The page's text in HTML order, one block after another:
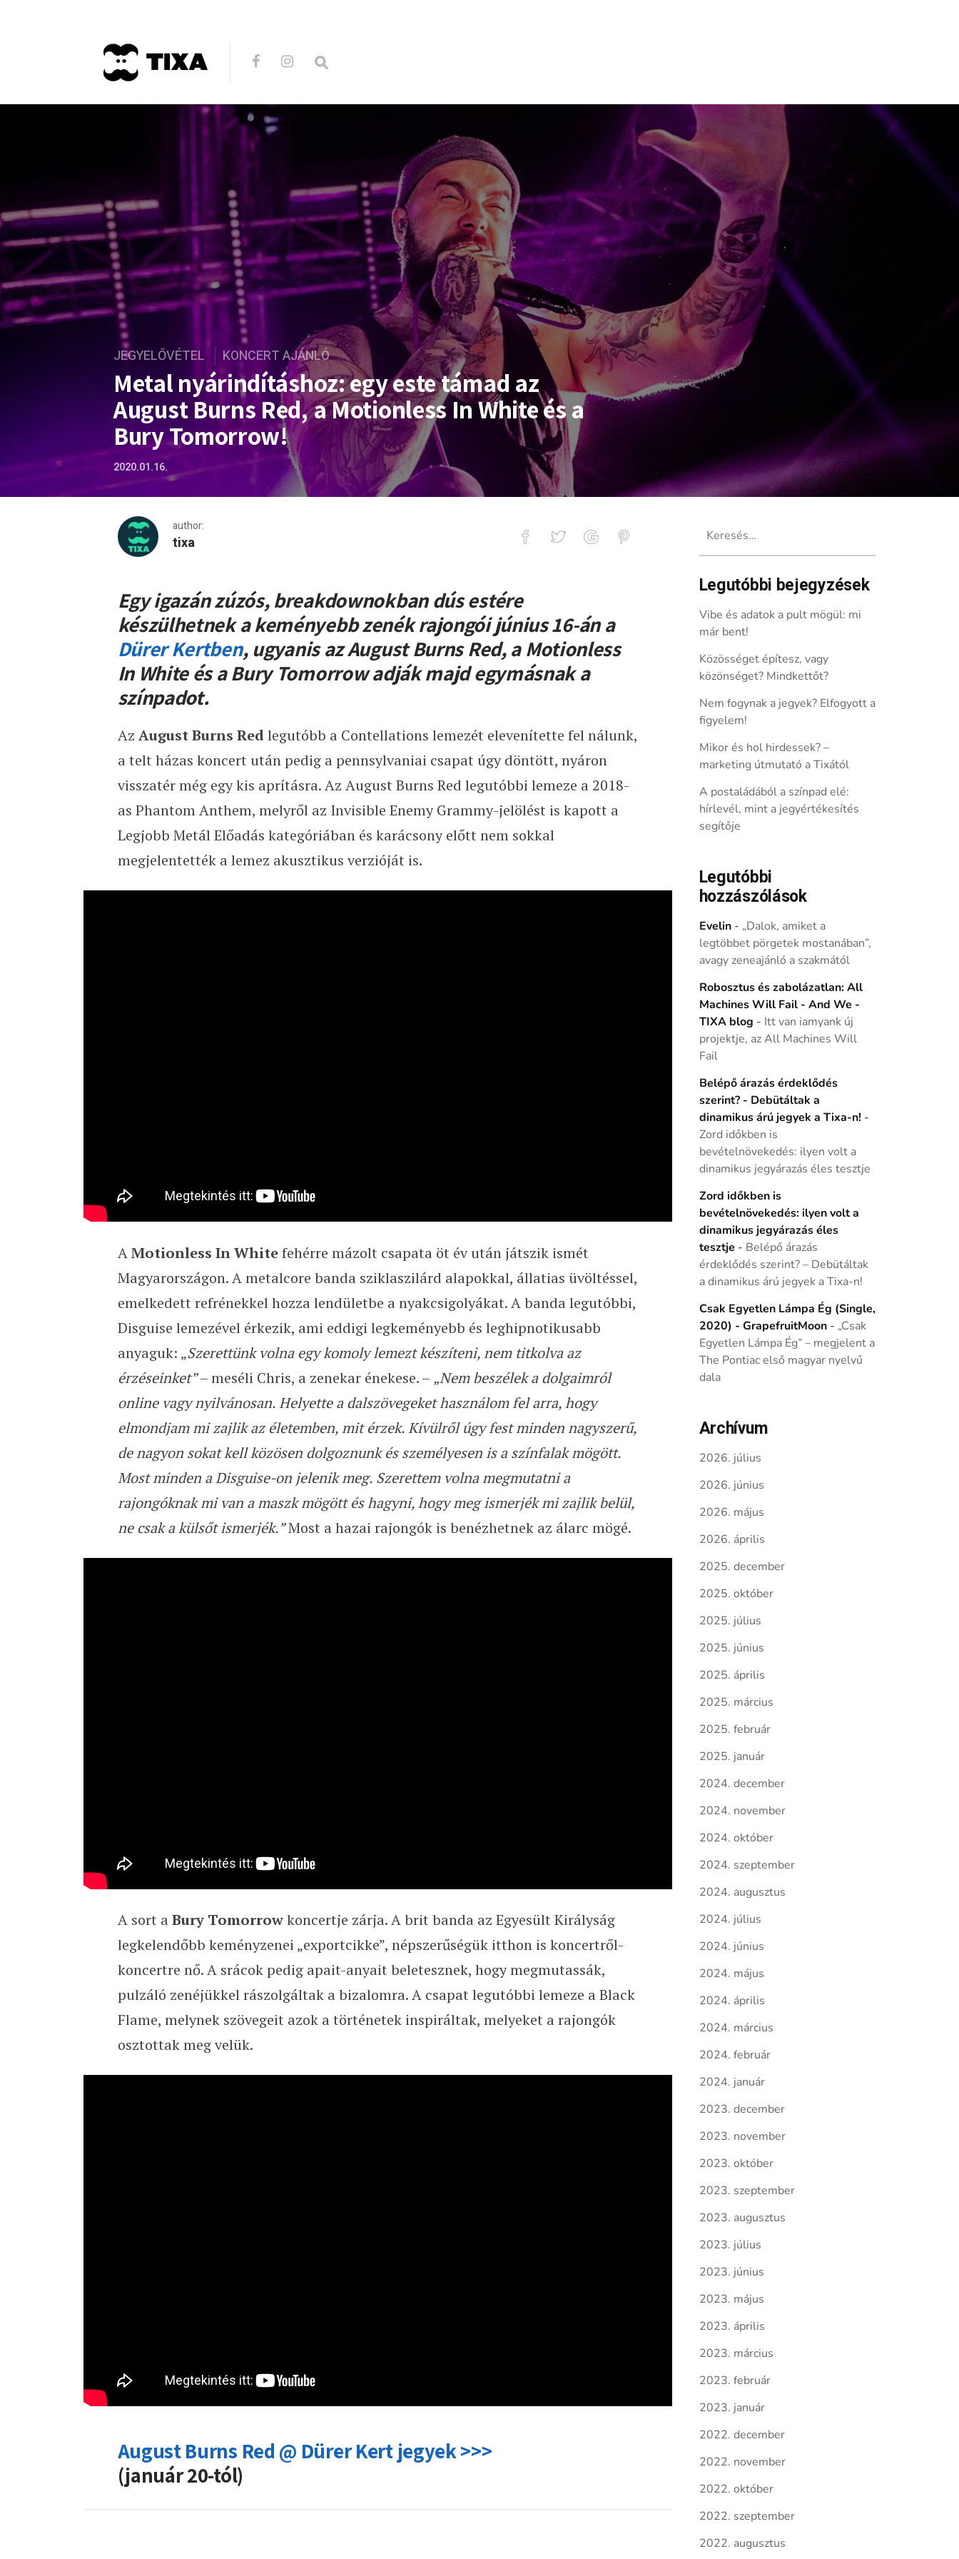
JEGYELŐVÉTEL KONCERT AJÁNLÓ
Metal nyárindításhoz: egy este támad az
August Burns Red, a Motionless In White és a
Bury Tomorrow!
2020.01.16.
author:
tixa
Metal nyárindításhoz: egy este támad az August Burns Red, a Motionless In White és a Bury
Egy igazán zúzós, breakdownokban dús estére
készülhetnek a keményebb zenék rajongói június 16-án a
Dürer Kertben, ugyanis az August Burns Red, a Motionless
In White és a Bury Tomorrow adják majd egymásnak a
színpadot.
Az August Burns Redlegutóbb a Contellations lemezét elevenítette fel nálunk,
a telt házas koncert után pedig a pennsylvaniai csapat úgy döntött, nyáron
visszatér még egy kis aprításra. Az August Burns Red legutóbbi lemeze a 2018-
as Phantom Anthem, melyről az Invisible Enemy Grammy-jelölést is kapott a
Legjobb Metál Előadás kategóriában és karácsony előtt nem sokkal
megjelentették a lemez akusztikus verzióját is.
AMotionless In Whitefehérre mázolt csapata öt év után játszik ismét
Magyarországon. A metalcore banda sziklaszilárd alapokkal, állatias üvöltéssel,
emelkedett refrénekkel hozza lendületbe a nyakcsigolyákat. A banda legutóbbi,
Disguise lemezével érkezik, ami eddigi legkeményebb és leghipnotikusabb
anyaguk: „Szerettünk volna egy komoly lemezt készíteni, nem titkolva az
érzéseinket”– meséli Chris, a zenekar énekese. – „Nem beszélek a dolgaimról
online vagy nyilvánosan. Helyette a dalszövegeket használom fel arra, hogy
elmondjam mi zajlik az életemben, mit érzek. Kívülről úgy fest minden nagyszerű,
de nagyon sokat kell közösen dolgoznunk és személyesen is a színfalak mögött.
Most minden a Disguise-on jelenik meg. Szerettem volna megmutatni a
rajongóknak mi van a maszk mögött és hagyni, hogy meg ismerjék mi zajlik belül,
ne csak a külsőt ismerjék.”Most a hazai rajongók is benézhetnek az álarc mögé.
A sort a Bury Tomorrowkoncertje zárja. A brit banda az Egyesült Királyság
legkelendőbb keményzenei „exportcikke”, népszerűségük itthon is koncertről-
koncertre nő. A srácok pedig apait-anyait beletesznek, hogy megmutassák,
pulzáló zenéjükkel rászolgáltak a bizalomra. A csapat legutóbbi lemeze a Black
Flame, melynek szövegeit azok a történetek inspiráltak, melyeket a rajongók
osztottak meg velük.
August Burns Red @ Dürer Kert jegyek >>>
(január 20-tól)
Legutóbbi bejegyzések
Vibe és adatok a pult mögül: mi
már bent!
Közösséget építesz, vagy
közönséget? Mindkettőt?
Nem fogynak a jegyek? Elfogyott a
figyelem!
Mikor és hol hirdessek? –
marketing útmutató a Tixától
A postaládából a színpad elé:
hírlevél, mint a jegyértékesítés
segítője
Legutóbbi
hozzászólások
Evelin- „Dalok, amiket a
legtöbbet pörgetek mostanában”,
avagy zeneajánló a szakmától
Robosztus és zabolázatlan: All
Machines Will Fail - And We -
TIXA blog - Itt van iamyank új
projektje, az All Machines Will
Fail
Belépő árazás érdeklődés
szerint? - Debütáltak a
dinamikus árú jegyek a Tixa-n! -
Zord időkben is
bevételnövekedés: ilyen volt a
dinamikus jegyárazás éles tesztje
Zord időkben is
bevételnövekedés: ilyen volt a
dinamikus jegyárazás éles
tesztje - Belépő árazás
érdeklődés szerint? – Debütáltak
a dinamikus árú jegyek a Tixa-n!
Csak Egyetlen Lámpa Ég (Single,
2020) - GrapefruitMoon- „Csak
Egyetlen Lámpa Ég” – megjelent a
The Pontiac első magyar nyelvű
dala
Archívum
2026. július
2026. június
2026. május
2026. április
2025. december
2025. október
2025. július
2025. június
2025. április
2025. március
2025. február
2025. január
2024. december
2024. november
2024. október
2024. szeptember
2024. augusztus
2024. július
2024. június
2024. május
2024. április
2024. március
2024. február
2024. január
2023. december
2023. november
2023. október
2023. szeptember
2023. augusztus
2023. július
2023. június
2023. május
2023. április
2023. március
2023. február
2023. január
2022. december
2022. november
2022. október
2022. szeptember
2022. augusztus